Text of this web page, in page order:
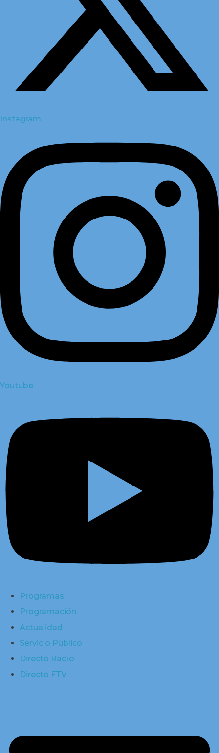
Instagram
Youtube
Programas
Programación
Actualidad
Servicio Público
Directo Radio
Directo FTV